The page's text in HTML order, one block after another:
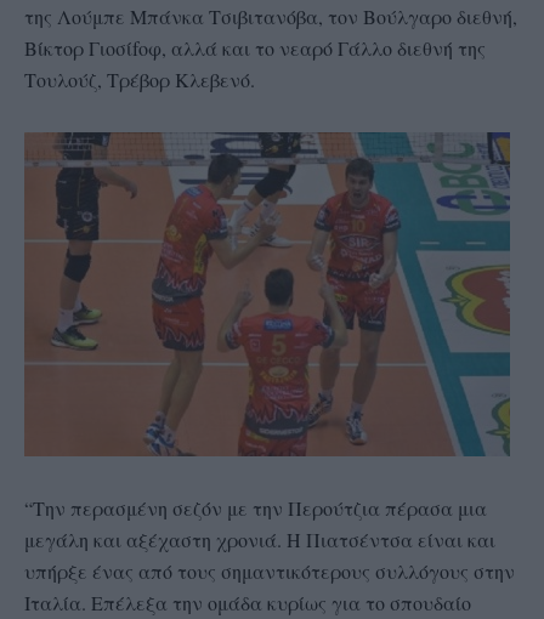
της Λούμπε Μπάνκα Τσιβιτανόβα, τον Βούλγαρο διεθνή,
Βίκτορ Γιοσίfοφ, αλλά και το νεαρό Γάλλο διεθνή της
Τουλούζ, Τρέβορ Κλεβενό.
“Την περασμένη σεζόν με την Περούτζια πέρασα μια
μεγάλη και αξέχαστη χρονιά. Η Πιατσέντσα είναι και
υπήρξε ένας από τους σημαντικότερους συλλόγους στην
Ιταλία. Επέλεξα την ομάδα κυρίως για το σπουδαίο